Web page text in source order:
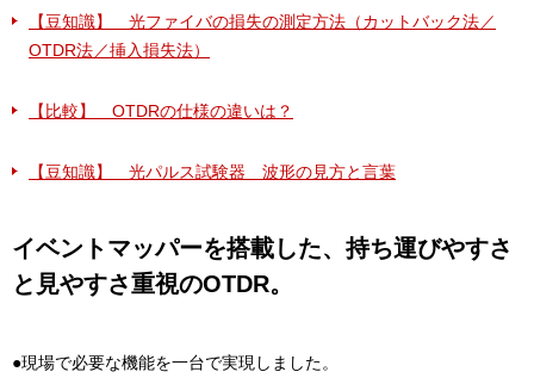
【豆知識】 光ファイバの損失の測定方法（カットバック法／
OTDR法／挿入損失法）
【比較】 OTDRの仕様の違いは？
【豆知識】 光パルス試験器 波形の見方と言葉
イベントマッパーを搭載した、持ち運びやすさ
と見やすさ重視のOTDR。
●現場で必要な機能を一台で実現しました。